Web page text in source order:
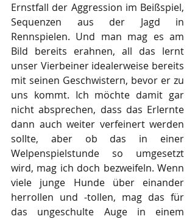
Ernstfall der Aggression im Beißspiel,
Sequenzen aus der Jagd in
Rennspielen. Und man mag es am
Bild bereits erahnen, all das lernt
unser Vierbeiner idealerweise bereits
mit seinen Geschwistern, bevor er zu
uns kommt. Ich möchte damit gar
nicht absprechen, dass das Erlernte
dann auch weiter verfeinert werden
sollte, aber ob das in einer
Welpenspielstunde so umgesetzt
wird, mag ich doch bezweifeln. Wenn
viele junge Hunde über einander
herrollen und -tollen, mag das für
das ungeschulte Auge in einem